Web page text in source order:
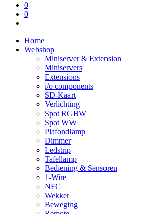
0
0
Home
Webshop
Miniserver & Extension
Miniservers
Extensions
i/o components
SD-Kaart
Verlichting
Spot RGBW
Spot WW
Plafondlamp
Dimmer
Ledstrip
Tafellamp
Bediening & Sensoren
1-Wire
NFC
Wekker
Beweging